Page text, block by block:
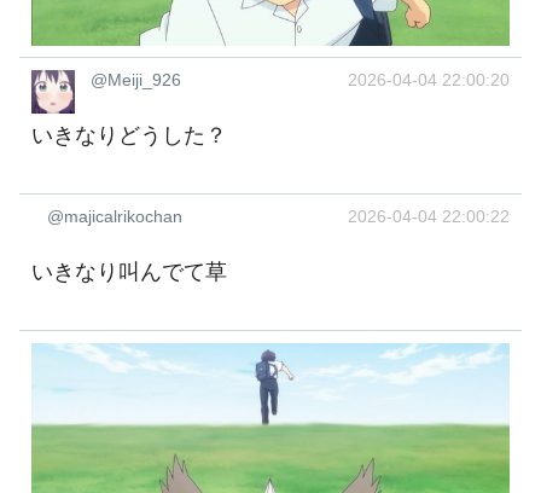
@Meiji_926 2026-04-04 22:00:20
いきなりどうした？
@majicalrikochan 2026-04-04 22:00:22
いきなり叫んでて草